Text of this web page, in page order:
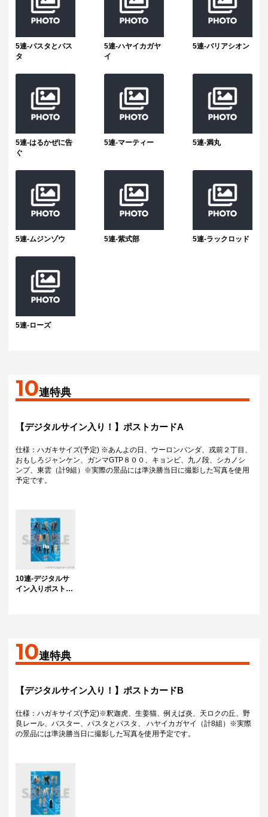
5連-パスタとパス
タ
5連-ハヤイカガヤ
イ
5連-バリアシオン
5連-はるかぜに告
ぐ
5連-マーティー 5連-満丸
5連-ムジンゾウ 5連-紫式部 5連-ラックロッド
5連-ローズ
10連特典
【デジタルサイン入り！】ポストカードA
仕様：ハガキサイズ(予定) ※あんよの日、ウーロンパンダ、戎前２丁目、
おもしろジャンケン、ガンマGTP８００、キョンビ、九ノ段、シカノシ
ンプ、東雲（計9組）※実際の景品には準決勝当日に撮影した写真を使用
予定です。
10連-デジタルサ
イン入りポストカ
10連特典
【デジタルサイン入り！】ポストカードB
仕様：ハガキサイズ(予定)※釈迦虎、生姜猫、例えば炎、天ロクの丘、野
良レール、バスター、パスタとパスタ、 ハヤイカガヤイ（計8組）※実際
の景品には準決勝当日に撮影した写真を使用予定です。